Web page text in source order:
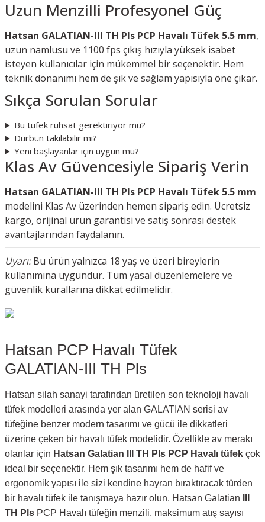
Uzun Menzilli Profesyonel Güç
Hatsan GALATIAN-III TH Pls PCP Havalı Tüfek 5.5 mm,
uzun namlusu ve 1100 fps çıkış hızıyla yüksek isabet
isteyen kullanıcılar için mükemmel bir seçenektir. Hem
teknik donanımı hem de şık ve sağlam yapısıyla öne çıkar.
Sıkça Sorulan Sorular
Bu tüfek ruhsat gerektiriyor mu?
Dürbün takılabilir mi?
Yeni başlayanlar için uygun mu?
Klas Av Güvencesiyle Sipariş Verin
Hatsan GALATIAN-III TH Pls PCP Havalı Tüfek 5.5 mm
modelini Klas Av üzerinden hemen sipariş edin. Ücretsiz
kargo, orijinal ürün garantisi ve satış sonrası destek
avantajlarından faydalanın.
Uyarı:Bu ürün yalnızca 18 yaş ve üzeri bireylerin
kullanımına uygundur. Tüm yasal düzenlemelere ve
güvenlik kurallarına dikkat edilmelidir.
Hatsan PCP Havalı Tüfek
GALATIAN-III TH Pls
Hatsan silah sanayi tarafından üretilen son teknoloji havalı
tüfek modelleri arasında yer alan GALATIAN serisi av
tüfeğine benzer modern tasarımı ve gücü ile dikkatleri
üzerine çeken bir havalı tüfek modelidir. Özellikle av merakı
olanlar için Hatsan Galatian III TH Pls PCP Havalı tüfek çok
ideal bir seçenektir. Hem şık tasarımı hem de hafif ve
ergonomik yapısı ile sizi kendine hayran bıraktıracak türden
bir havalı tüfek ile tanışmaya hazır olun. Hatsan Galatian
TH Pls PCP Havalı tüfeğin menzili, maksimum atış sayısı